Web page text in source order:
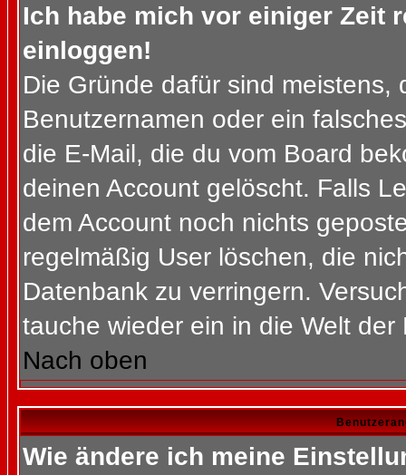
Ich habe mich vor einiger Zeit
einloggen!
Die Gründe dafür sind
Benutzernamen oder ein
die E-Mail, die du vom Board
deinen Account gelöscht. Falls
dem Account noch nichts
regelmäßig User löschen, die
Datenbank zu verringern.
tauche wieder ein in die Welt der
Nach oben
Wie ändere ich meine